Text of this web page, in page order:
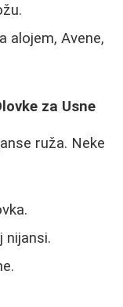
alojem, Avene,
za Usne
ruža. Neke
nijansi.